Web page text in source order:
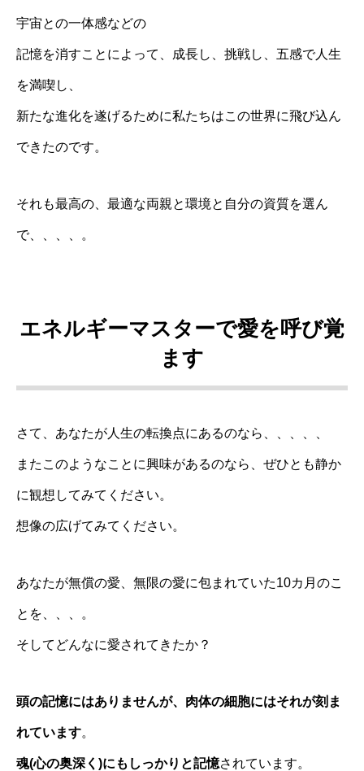
宇宙との一体感などの
記憶を消すことによって、成長し、挑戦し、五感で人生
を満喫し、
新たな進化を遂げるために私たちはこの世界に飛び込ん
できたのです。
それも最高の、最適な両親と環境と自分の資質を選ん
で、、、、。
エネルギーマスターで愛を呼び覚
ます
さて、あなたが人生の転換点にあるのなら、、、、、
またこのようなことに興味があるのなら、ぜひとも静か
に観想してみてください。
想像の広げてみてください。
あなたが無償の愛、無限の愛に包まれていた10カ月のこ
とを、、、。
そしてどんなに愛されてきたか？
頭の記憶にはありませんが、肉体の細胞にはそれが刻ま
れています。
魂(心の奥深く)にもしっかりと記憶されています。